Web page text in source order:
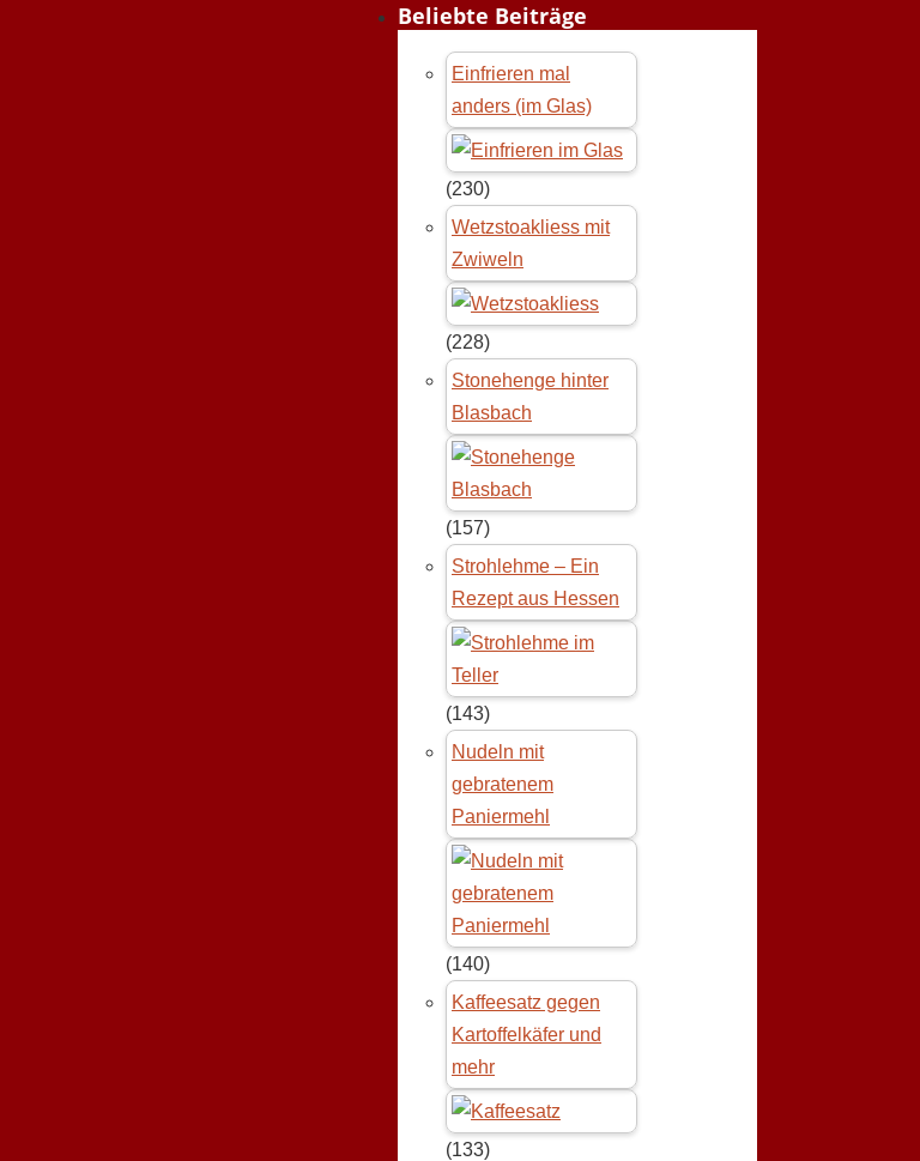
Beliebte Beiträge
Einfrieren mal
anders (im Glas)
(230)
Wetzstoakliess mit
Zwiweln
(228)
Stonehenge hinter
Blasbach
(157)
Strohlehme – Ein
Rezept aus Hessen
(143)
Nudeln mit
gebratenem
Paniermehl
(140)
Kaffeesatz gegen
Kartoffelkäfer und
mehr
(133)